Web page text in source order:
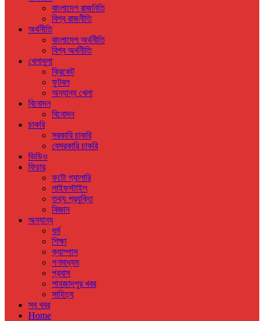
বাংলাদেশ রাজনিতি
বিশ্ব রাজনীতি
অর্থনীতি
বাংলাদেশ অর্থনীতি
বিশ্ব অর্থনীতি
খেলাধুলা
ক্রিকেট
ফুটবল
অন্যান্য খেলা
বিনোদন
বিনোদন
চাকরি
সরকারি চাকরি
বেসরকারি চাকরি
ভিডিও
ফিচার
ফটো গ্যালারি
লাইফস্টাইল
তথ্য প্রযুক্তি
বিজ্ঞান
অন্যান্য
ধর্ম
শিক্ষা
ক্যাম্পাস
গণমাধ্যম
প্রবাস
শাহজাদপুর খবর
সাহিত্য
সব খবর
Home